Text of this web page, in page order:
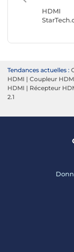
HDMI
Tendances actuelles :
HDMI | Coupleur
HDMI | Récepteur
2.1